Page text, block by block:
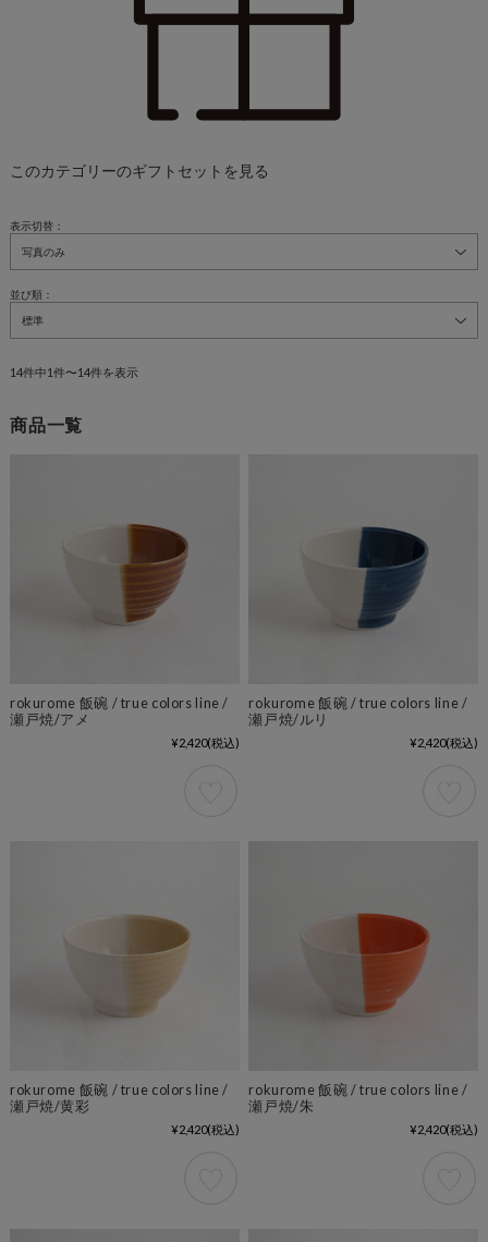
このカテゴリーのギフトセットを見る
表示切替：
並び順：
14件中1件〜14件を表示
商品一覧
rokurome 飯碗 / true colors line /
瀬戸焼/アメ
¥2,420(税込)
rokurome 飯碗 / true colors line /
瀬戸焼/ルリ
¥2,420(税込)
rokurome 飯碗 / true colors line /
瀬戸焼/黄彩
¥2,420(税込)
rokurome 飯碗 / true colors line /
瀬戸焼/朱
¥2,420(税込)